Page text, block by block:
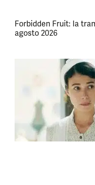
Forbidden Fruit: la
agosto 2026